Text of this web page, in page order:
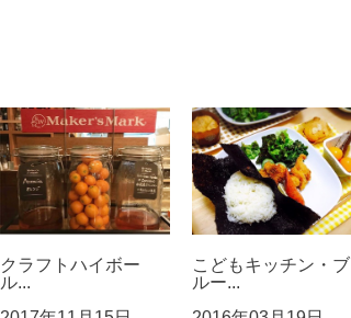
クラフトハイボー
ル...
こどもキッチン・ブ
ルー...